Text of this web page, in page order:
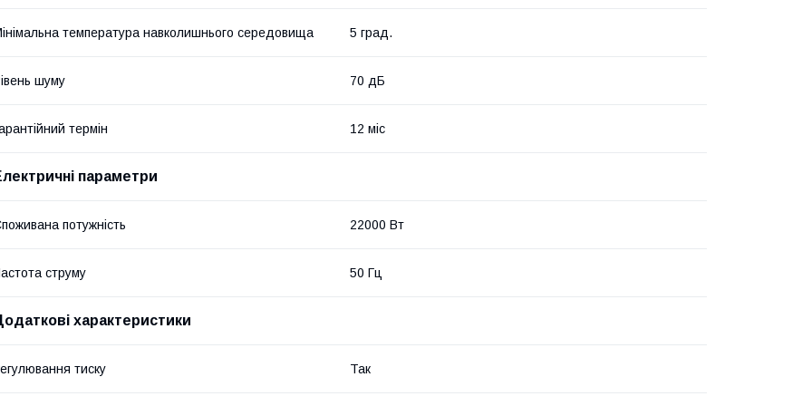
температура навколишнього середовища 5 град.
шуму 70 дБ
термін 12 міс
параметри
потужність 22000 Вт
струму 50 Гц
характеристики
тиску Так